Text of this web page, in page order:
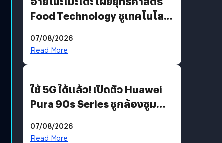
Food Technology ชูเทคโนโลยี
บริโภคและ B2B
07/08/2026
Read More
ใช้ 5G ได้แล้ว! เปิดตัว Huawei
Pura 90s Series ชูกล้องซูม
07/08/2026
Read More